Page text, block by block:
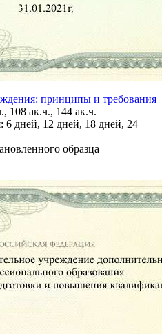
принципы и требования
108 ак.ч., 144 ак.ч.
6 дней, 12 дней, 18 дней, 24
образца